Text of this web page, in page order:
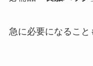
急に必要になること